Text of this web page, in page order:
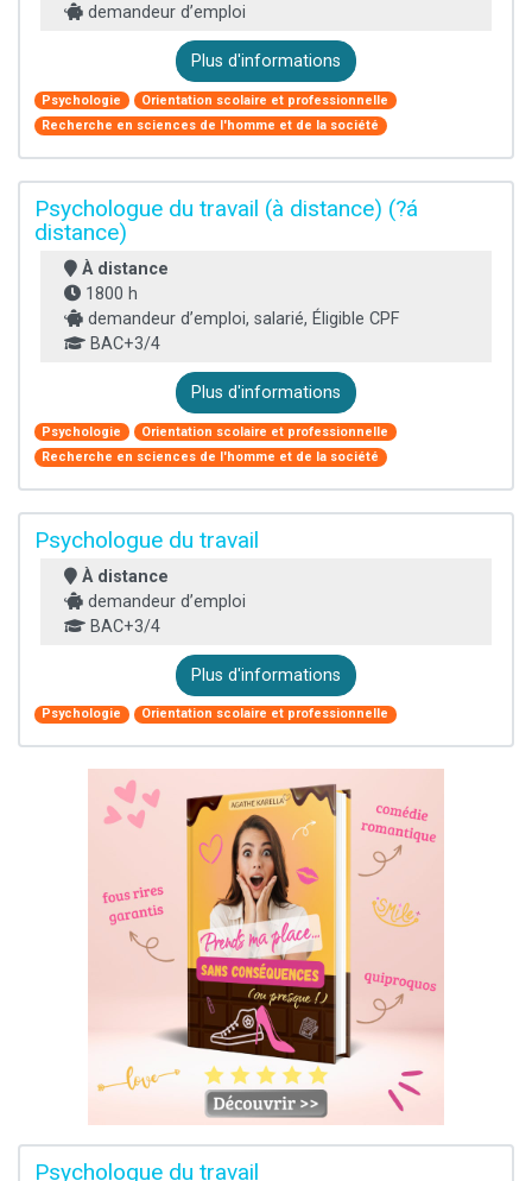
demandeur d’emploi
Plus d'informations
Psychologie
Orientation scolaire et professionnelle
Recherche en sciences de l'homme et de la société
Psychologue du travail (à distance) (?á
distance)
À distance
1800 h
demandeur d’emploi, salarié, Éligible CPF
BAC+3/4
Plus d'informations
Psychologie
Orientation scolaire et professionnelle
Recherche en sciences de l'homme et de la société
Psychologue du travail
À distance
demandeur d’emploi
BAC+3/4
Plus d'informations
Psychologie Orientation scolaire et professionnelle
Psychologue du travail